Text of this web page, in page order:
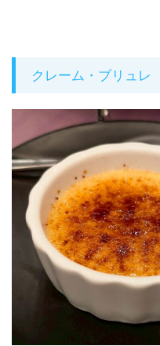
クレーム・ブリュレ